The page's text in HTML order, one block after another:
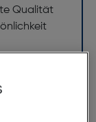
Qualität